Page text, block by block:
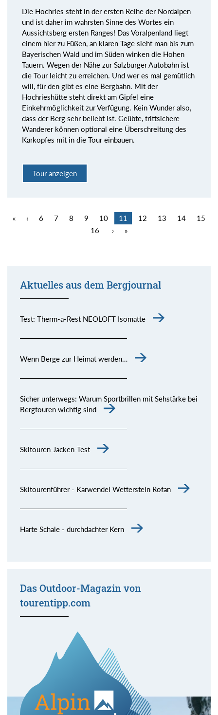
Die Hochries steht in der ersten Reihe der Nordalpen
und ist daher im wahrsten Sinne des Wortes ein
Aussichtsberg ersten Ranges! Das Voralpenland liegt
einem hier zu Füßen, an klaren Tage sieht man bis zum
Bayerischen Wald und im Süden winken die Hohen
Tauern. Wegen der Nähe zur Salzburger Autobahn ist
die Tour leicht zu erreichen. Und wer es mal gemütlich
will, für den gibt es eine Bergbahn. Mit der
Hochrieshütte steht direkt am Gipfel eine
Einkehrmöglichkeit zur Verfügung. Kein Wunder also,
dass der Berg sehr beliebt ist. Geübte, trittsichere
Wanderer können optional eine Überschreitung des
Karkopfes mit in die Tour einbauen.
Tour anzeigen
« ‹ 6 7 8 9 10 11 12 13 14
15
16
› »
Aktuelles aus dem Bergjournal
Test: Therm-a-Rest NEOLOFT Isomatte
Wenn Berge zur Heimat werden…
Sicher unterwegs: Warum Sportbrillen mit Sehstärke bei
Bergtouren wichtig sind
Skitouren-Jacken-Test
Skitourenführer - Karwendel Wetterstein Rofan
Harte Schale - durchdachter Kern
Das Outdoor-Magazin von
tourentipp.com